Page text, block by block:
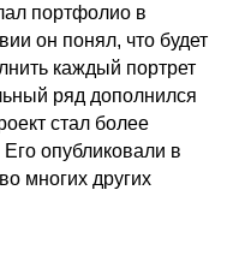
портфолио в
он понял, что будет
каждый портрет
ряд дополнился
стал более
опубликовали в
многих других